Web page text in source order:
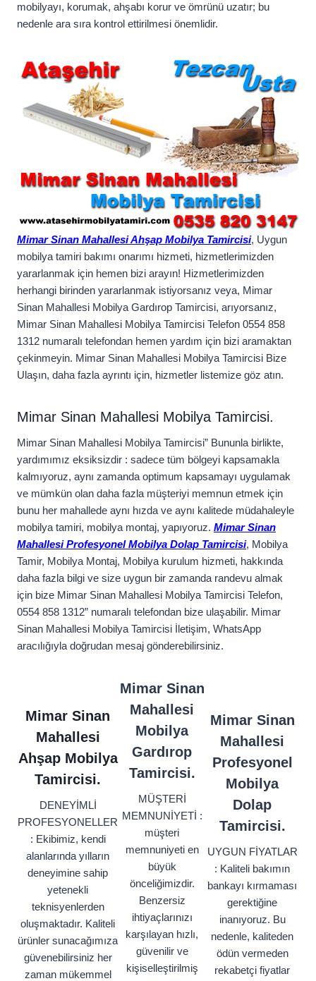
mobilyayı, korumak, ahşabı korur ve ömrünü uzatır; bu
nedenle ara sıra kontrol ettirilmesi önemlidir.
Mimar Sinan Mahallesi Ahşap Mobilya Tamircisi, Uygun
mobilya tamiri bakımı onarımı hizmeti, hizmetlerimizden
yararlanmak için hemen bizi arayın! Hizmetlerimizden
herhangi birinden yararlanmak istiyorsanız veya, Mimar
Sinan Mahallesi Mobilya Gardırop Tamircisi, arıyorsanız,
Mimar Sinan Mahallesi Mobilya Tamircisi Telefon 0554 858
1312 numaralı telefondan hemen yardım için bizi aramaktan
çekinmeyin. Mimar Sinan Mahallesi Mobilya Tamircisi Bize
Ulaşın, daha fazla ayrıntı için, hizmetler listemize göz atın.
Mimar Sinan Mahallesi Mobilya Tamircisi.
Mimar Sinan Mahallesi Mobilya Tamircisi” Bununla birlikte,
yardımımız eksiksizdir : sadece tüm bölgeyi kapsamakla
kalmıyoruz, aynı zamanda optimum kapsamayı uygulamak
ve mümkün olan daha fazla müşteriyi memnun etmek için
bunu her mahallede aynı hızda ve aynı kalitede müdahaleyle
mobilya tamiri, mobilya montaj, yapıyoruz. Mimar Sinan
Mahallesi Profesyonel Mobilya Dolap Tamircisi, Mobilya
Tamir, Mobilya Montaj, Mobilya kurulum hizmeti, hakkında
daha fazla bilgi ve size uygun bir zamanda randevu almak
için bize Mimar Sinan Mahallesi Mobilya Tamircisi Telefon,
0554 858 1312” numaralı telefondan bize ulaşabilir. Mimar
Sinan Mahallesi Mobilya Tamircisi İletişim, WhatsApp
aracılığıyla doğrudan mesaj gönderebilirsiniz.
Mimar Sinan
Mahallesi
Ahşap Mobilya
Tamircisi.
DENEYİMLİ
PROFESYONELLER
: Ekibimiz, kendi
alanlarında yılların
deneyimine sahip
yetenekli
teknisyenlerden
oluşmaktadır. Kaliteli
ürünler sunacağımıza
güvenebilirsiniz her
zaman mükemmel
Mimar Sinan
Mahallesi
Mobilya
Gardırop
Tamircisi.
MÜŞTERİ
MEMNUNİYETİ :
müşteri
memnuniyeti en
büyük
önceliğimizdir.
Benzersiz
ihtiyaçlarınızı
karşılayan hızlı,
güvenilir ve
kişiselleştirilmiş
Mimar Sinan
Mahallesi
Profesyonel
Mobilya
Dolap
Tamircisi.
UYGUN FİYATLAR
: Kaliteli bakımın
bankayı kırmaması
gerektiğine
inanıyoruz. Bu
nedenle, kaliteden
ödün vermeden
rekabetçi fiyatlar